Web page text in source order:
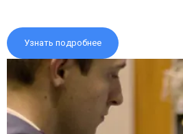
Узнать подробнее